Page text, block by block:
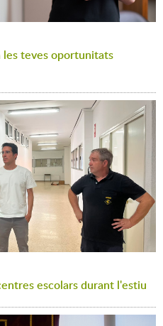
teves oportunitats
escolars durant l'estiu